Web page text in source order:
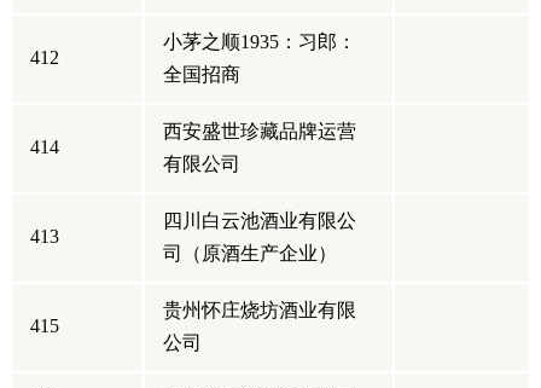
412
小茅之顺1935：习郎：
全国招商
414
西安盛世珍藏品牌运营
有限公司
413
四川白云池酒业有限公
司（原酒生产企业）
415
贵州怀庄烧坊酒业有限
公司